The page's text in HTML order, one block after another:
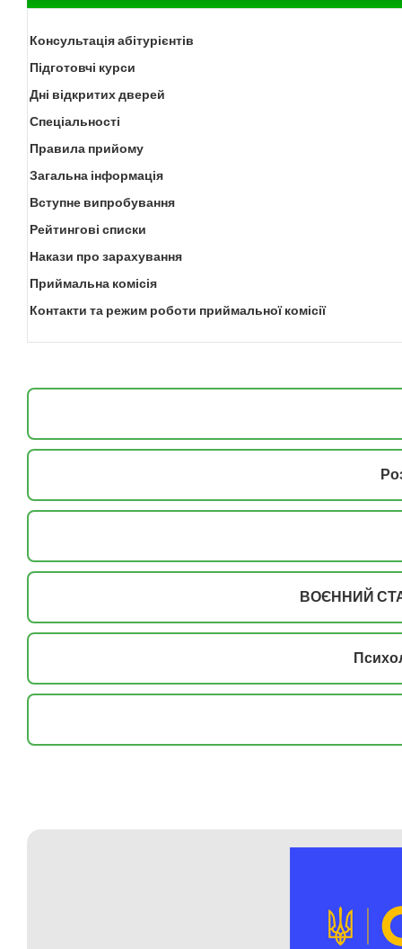
Консультація абітурієнтів
Підготовчі курси
Дні відкритих дверей
Спеціальності
Правила прийому
Загальна інформація
Вступне випробування
Рейтингові списки
Накази про зарахування
Приймальна комісія
Контакти та режим роботи приймальної комісії
ВОЄННИЙ